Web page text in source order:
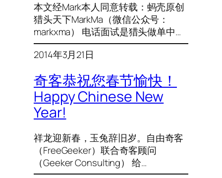
本文经Mark本人同意转载：蚂壳原创
猎头天下MarkMa（微信公众号：
markxma） 电话面试是猎头做单中…
2014年3月21日
奇客恭祝您春节愉快！
Happy Chinese New
Year!
祥龙迎新春，玉兔辞旧岁。自由奇客
（FreeGeeker）联合奇客顾问
（Geeker Consulting） 给…